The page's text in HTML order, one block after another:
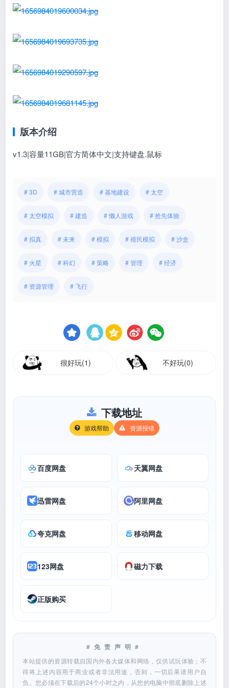
版本介绍
v1.3|容量11GB|官方简体中文|支持键盘.鼠标
# 3D # 城市营造 # 基地建设 # 太空
# 太空模拟 # 建造 # 懒人游戏 # 抢先体验
# 拟真 # 未来 # 模拟 # 殖民模拟 # 沙盒
# 火星 # 科幻 # 策略 # 管理 # 经济
# 资源管理 # 飞行
很好玩(1) 不好玩(0)
下载地址
游戏帮助 资源报错
百度网盘 天翼网盘
迅雷网盘 阿里网盘
夸克网盘 移动网盘
123网盘 磁力下载
正版购买
#免责声明#
本站提供的资源转载自国内外各大媒体和网络，仅供试玩体验；不
得将上述内容用于商业或者非法用途，否则，一切后果请用户自
负。您必须在下载后的24个小时之内，从您的电脑中彻底删除上述